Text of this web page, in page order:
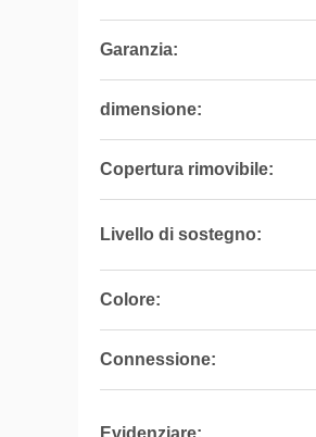
Garanzia:
dimensione:
Copertura rimovibile:
Livello di sostegno:
Colore:
Connessione:
Evidenziare: